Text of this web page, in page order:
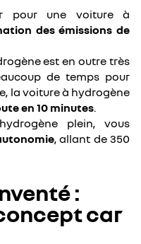
pour une voiture à
des émissions de
est en outre très
de temps pour
la voiture à hydrogène
en 10 minutes.
plein, vous
, allant de 350
:
car